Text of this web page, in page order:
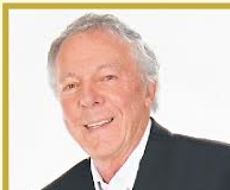
Aller
contenu